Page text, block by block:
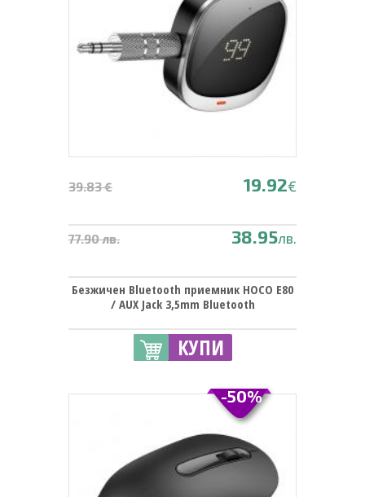
39.83 € 19.92€
77.90 лв. 38.95лв.
Безжичен Bluetooth приемник HOCO E80
/ AUX Jack 3,5mm Bluetooth
КУПИ
-50%